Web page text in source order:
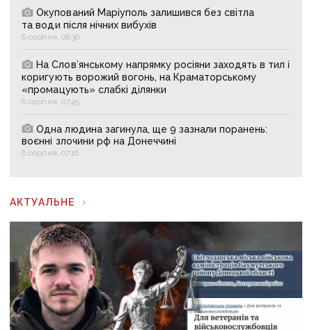
Окупований Маріуполь залишився без світла
та води після нічних вибухів
6 серпня, 08:36
На Слов’янському напрямку росіяни заходять в тил і
коригують ворожий вогонь, на Краматорському
«промацують» слабкі ділянки
6 серпня, 07:45
Одна людина загинула, ще 9 зазнали поранень:
воєнні злочини рф на Донеччині
6 серпня, 07:16
АКТУАЛЬНЕ